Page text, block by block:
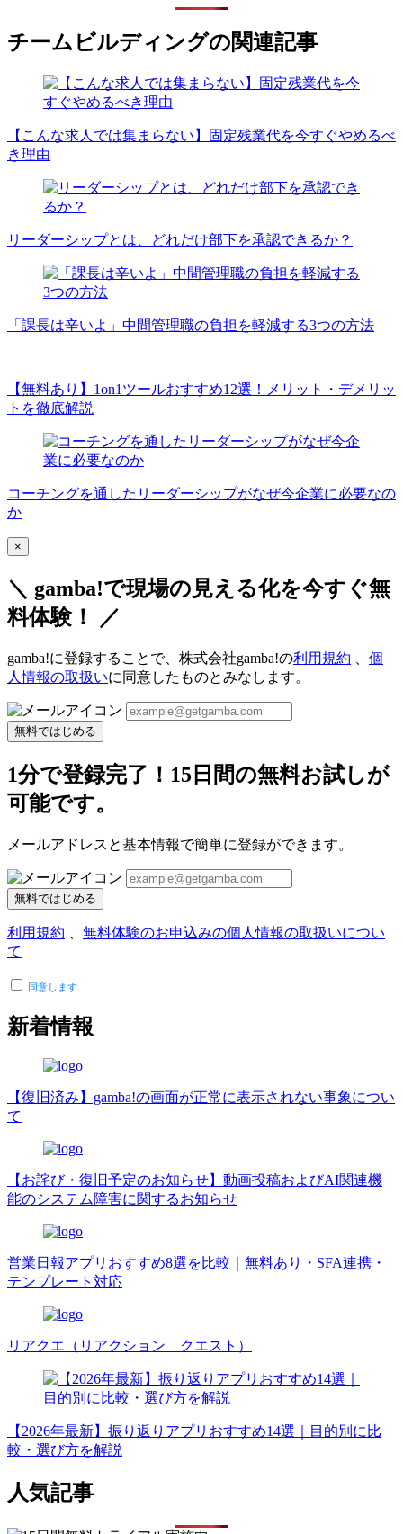
チームビルディングの関連記事
【こんな求人では集まらない】固定残業代を今すぐやめるべ
き理由
リーダーシップとは、どれだけ部下を承認できるか？
「課長は辛いよ」中間管理職の負担を軽減する3つの方法
【無料あり】1on1ツールおすすめ12選！メリット・デメリッ
トを徹底解説
コーチングを通したリーダーシップがなぜ今企業に必要なの
か
×
＼ gamba!で現場の見える化を今すぐ無
料体験！ ／
gamba!に登録することで、株式会社gamba!の利用規約
個
人情報の取扱いに同意したものとみなします。
無料ではじめる
1分で登録完了！15日間の無料お試しが
可能です。
メールアドレスと基本情報で簡単に登録ができます。
無料ではじめる
利用規約
無料体験のお申込みの個人情報の取扱いについ
て
同意します
新着情報
【復旧済み】gamba!の画面が正常に表示されない事象につい
て
【お詫び・復旧予定のお知らせ】動画投稿およびAI関連機
能のシステム障害に関するお知らせ
営業日報アプリおすすめ8選を比較｜無料あり・SFA連携・
テンプレート対応
リアクエ（リアクション クエスト）
【2026年最新】振り返りアプリおすすめ14選｜目的別に比
較・選び方を解説
人気記事